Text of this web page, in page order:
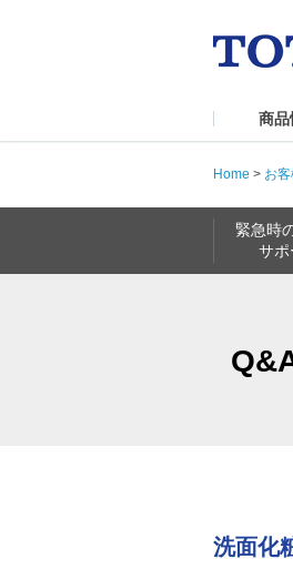
商品
Home > お
緊急時
サポ
洗面化